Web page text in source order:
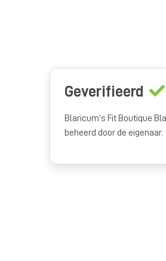
Geverifieerd
Blaricum’s Fit Boutique
beheerd door de eigenaar.